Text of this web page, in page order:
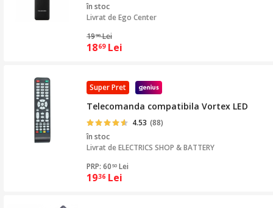
în stoc
Livrat deEgo Center
1990 Lei
1869 Lei
Super Pret
Telecomanda compatibila Vortex LED
4.53 (88)
în stoc
Livrat deELECTRICS SHOP & BATTERY
PRP: 60 50 Lei
1936 Lei